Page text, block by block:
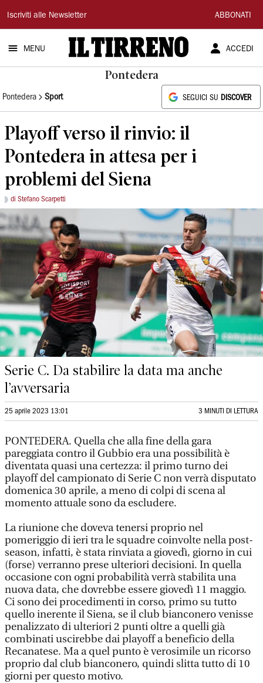
Il
Tirreno
Iscriviti alle Newsletter ABBONATI
MENU ACCEDI
Pontedera
Pontedera Sport SEGUICI SU DISCOVER
Playoff verso il rinvio: il
Pontedera in attesa per i
problemi del Siena
di Stefano Scarpetti
Serie C. Da stabilire la data ma anche
l’avversaria
25 aprile 2023 13:01 3 MINUTI DI LETTURA
PONTEDERA. Quella che alla fine della gara
pareggiata contro il Gubbio era una possibilità è
diventata quasi una certezza: il primo turno dei
playoff del campionato di Serie C non verrà disputato
domenica 30 aprile, a meno di colpi di scena al
momento attuale sono da escludere.
La riunione che doveva tenersi proprio nel
pomeriggio di ieri tra le squadre coinvolte nella post-
season, infatti, è stata rinviata a giovedì, giorno in cui
(forse) verranno prese ulteriori decisioni. In quella
occasione con ogni probabilità verrà stabilita una
nuova data, che dovrebbe essere giovedì 11 maggio.
Ci sono dei procedimenti in corso, primo su tutto
quello inerente il Siena, se il club bianconero venisse
penalizzato di ulteriori 2 punti oltre a quelli già
combinati uscirebbe dai playoff a beneficio della
Recanatese. Ma a quel punto è verosimile un ricorso
proprio dal club bianconero, quindi slitta tutto di 10
giorni per questo motivo.